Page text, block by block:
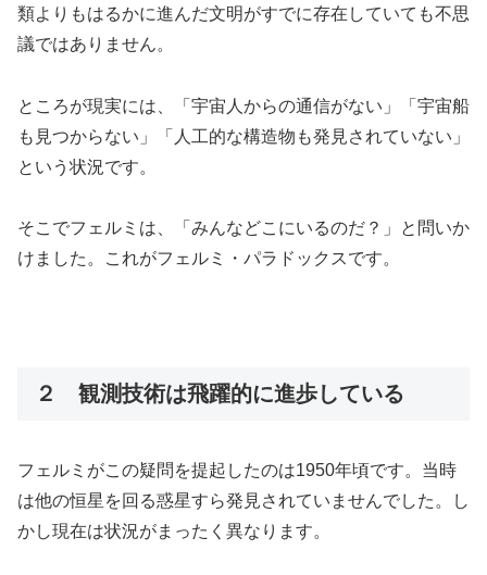
類よりもはるかに進んだ文明がすでに存在していても不思
議ではありません。
ところが現実には、「宇宙人からの通信がない」「宇宙船
も見つからない」「人工的な構造物も発見されていない」
という状況です。
そこでフェルミは、「みんなどこにいるのだ？」と問いか
けました。これがフェルミ・パラドックスです。
２ 観測技術は飛躍的に進歩している
フェルミがこの疑問を提起したのは1950年頃です。当時
は他の恒星を回る惑星すら発見されていませんでした。し
かし現在は状況がまったく異なります。